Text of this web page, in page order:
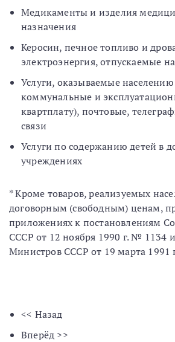
Медикаменты и изделия
назначения
Керосин, печное топливо и
электроэнергия, отпускаемые
Услуги, оказываемые
коммунальные и
квартплату), почтовые,
связи
Услуги по содержанию детей в
учреждениях
* Кроме товаров, реализуемых
договорным (свободным) ценам,
приложениях к постановлениям
СССР от 12 ноября 1990 г. № 1134
Министров СССР от 19 марта 1991
<< Назад
Вперёд >>